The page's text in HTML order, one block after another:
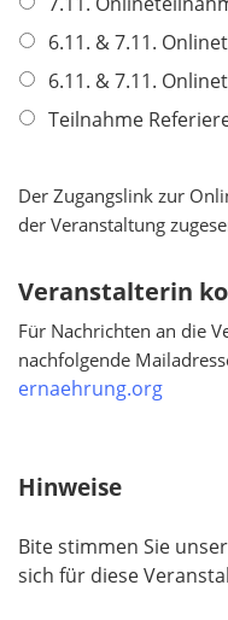
6.11. & 7.11.
6.11. & 7.11.
Teilnahme
Der Zugangslink zur
der Veranstaltung
Veranstalterin
Für Nachrichten an die
nachfolgende
ernaehrung.org
Hinweise
Bite stimmen Sie
sich für diese